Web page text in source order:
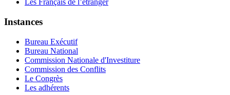
Les Français de l’étranger
Instances
Bureau Exécutif
Bureau National
Commission Nationale d'Investiture
Commission des Conflits
Le Congrès
Les adhérents